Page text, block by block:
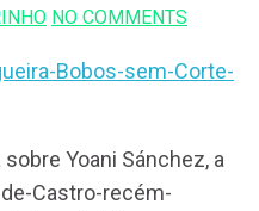
NO COMMENTS
Yoani Sánchez, a
Castro-recém-